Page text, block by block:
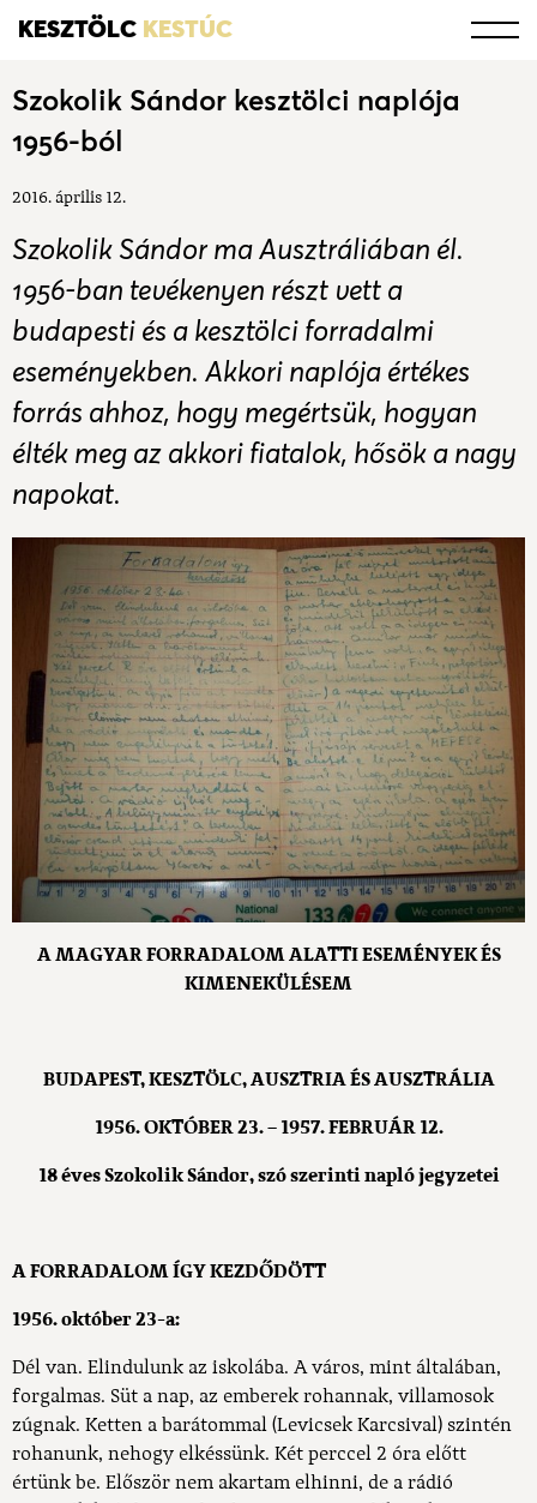
KESZTÖLC KESTÚC
Szokolik Sándor kesztölci naplója
1956-ból
2016. április 12.
Szokolik Sándor ma Ausztráliában él.
1956-ban tevékenyen részt vett a
budapesti és a kesztölci forradalmi
eseményekben. Akkori naplója értékes
forrás ahhoz, hogy megértsük, hogyan
élték meg az akkori fiatalok, hősök a nagy
napokat.
A MAGYAR FORRADALOM ALATTI ESEMÉNYEK ÉS
KIMENEKÜLÉSEM
BUDAPEST, KESZTÖLC, AUSZTRIA ÉS AUSZTRÁLIA
1956. OKTÓBER 23. – 1957. FEBRUÁR 12.
18 éves Szokolik Sándor, szó szerinti napló jegyzetei
A FORRADALOM ÍGY KEZDŐDÖTT
1956. október 23-a:
Dél van. Elindulunk az iskolába. A város, mint általában,
forgalmas. Süt a nap, az emberek rohannak, villamosok
zúgnak. Ketten a barátommal (Levicsek Karcsival) szintén
rohanunk, nehogy elkéssünk. Két perccel 2 óra előtt
értünk be. Először nem akartam elhinni, de a rádió